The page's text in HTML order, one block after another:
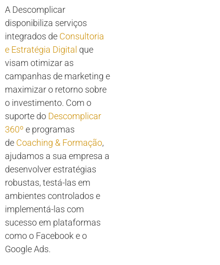
A Descomplicar
disponibiliza serviços
integrados de Consultoria
e Estratégia Digital que
visam otimizar as
campanhas de marketing e
maximizar o retorno sobre
o investimento. Com o
suporte do Descomplicar
360º e programas
de Coaching & Formação,
ajudamos a sua empresa a
desenvolver estratégias
robustas, testá-las em
ambientes controlados e
implementá-las com
sucesso em plataformas
como o Facebook e o
Google Ads.